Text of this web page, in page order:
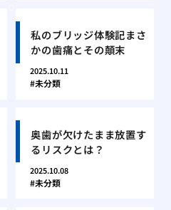
私のブリッジ体験記まさ
かの歯痛とその顛末
2025.10.11
未分類
奥歯が欠けたまま放置す
るリスクとは？
2025.10.08
未分類